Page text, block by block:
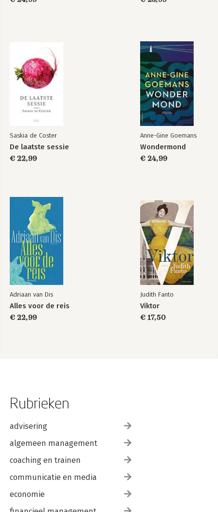
Saskia de Coster
De laatste sessie
€ 22,99
Anne-Gine Goemans
Wondermond
€ 24,99
Adriaan van Dis
Alles voor de reis
€ 22,99
Judith Fanto
Viktor
€ 17,50
Rubrieken
advisering
algemeen management
coaching en trainen
communicatie en media
economie